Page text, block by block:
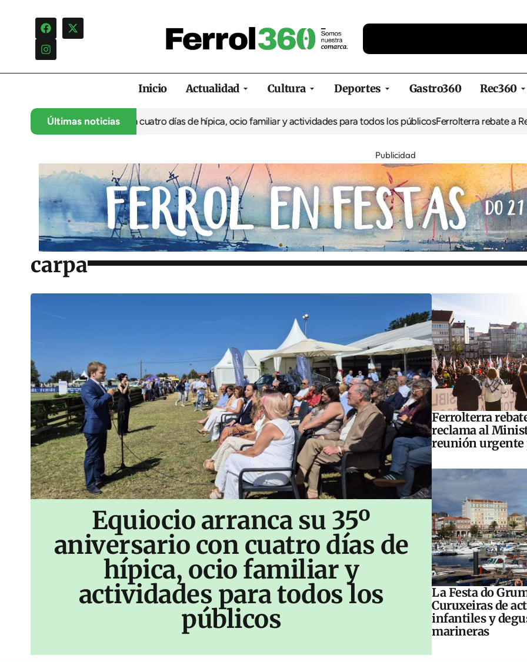
Inicio Actualidad Cultura Deportes Gastro360 Rec360
Últimas noticias
35º aniversario con cuatro días de hípica, ocio familiar y actividades para todos los públicosFerrolterra rebate a Renfe y
Publicidad
carpa
Equiocio arranca su 35º
aniversario con cuatro días de
hípica, ocio familiar y
actividades para todos los
públicos
Ferrolterra
reclama al
reunión urgente
La Festa do
Curuxeiras de
infantiles y
marineras